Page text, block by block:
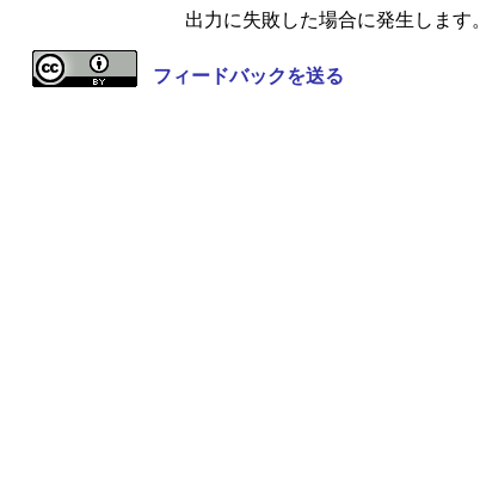
出力に失敗した場合に発生します。
フィードバックを送る